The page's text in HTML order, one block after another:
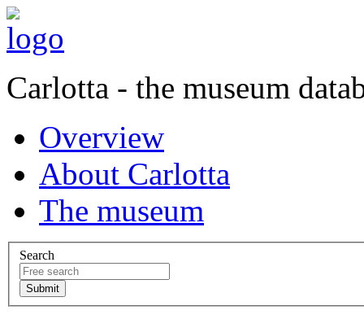
Carlotta - the museum
Overview
About Carlotta
The museum
Search